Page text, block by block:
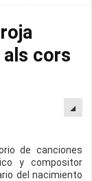
als cors
de canciones
y compositor
del nacimiento